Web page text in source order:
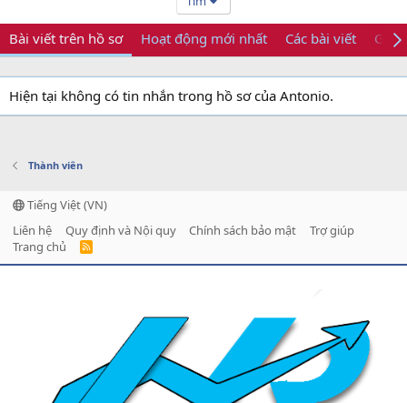
Bài viết trên hồ sơ Hoạt động mới nhất Các bài viết Giới
Hiện tại không có tin nhắn trong hồ sơ của Antonio.
Thành viên
Tiếng Việt (VN)
Liên hệ
Quy định và Nội quy Chính sách bảo mật
Trợ giúp
Trang chủ
R